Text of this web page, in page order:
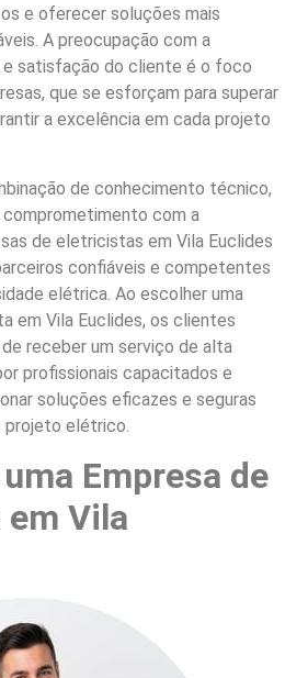
e oferecer soluções mais
A preocupação com a
e satisfação do cliente é o foco
que se esforçam para superar
a excelência em cada projeto
de conhecimento técnico,
com a
de eletricistas em Vila Euclides
confiáveis e competentes
elétrica. Ao escolher uma
em Vila Euclides, os clientes
receber um serviço de alta
profissionais capacitados e
soluções eficazes e seguras
projeto elétrico.
uma Empresa de
Vila